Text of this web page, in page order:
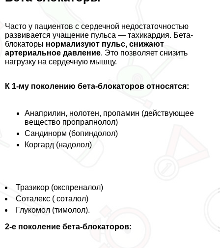
Часто у пациентов с сердечной недостаточностью
развивается учащение пульса — тахикардия. Бета-
блокаторы нормализуют пульс, снижают
артериальное давление. Это позволяет снизить
нагрузку на сердечную мышцу.
К 1-му поколению бета-блокаторов относятся:
Анаприлин, нолотен, пропамин (действующее
вещество пропрапнолол)
Сандинорм (бопиндолол)
Коргард (надолол)
Тразикор (окспреналол)
Соталекс ( соталол)
Глукомол (тимолол).
2-е поколение бета-блокаторов: